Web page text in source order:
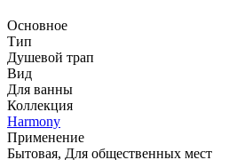
Основное
Тип
Душевой трап
Вид
Для ванны
Коллекция
Harmony
Применение
Бытовая, Для общественных мест